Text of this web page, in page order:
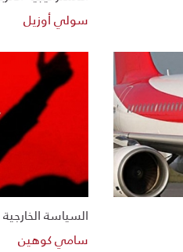
سولي أوزيل
السياسة
سامي كوهين